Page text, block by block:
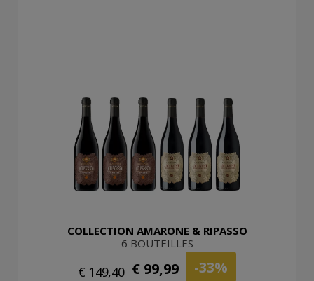
COLLECTION AMARONE & RIPASSO
6 BOUTEILLES
€ 149,40 € 99,99 -33%